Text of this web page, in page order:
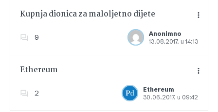
Kupnja dionica za maloljetno dijete
9
Anonimno
13.08.2017. u 14:13
Dodajte u favorite
Ethereum
2
Ethereum
30.06.2017. u 09:42
Dodajte u favorite